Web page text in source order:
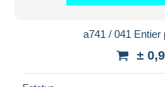
a741 / 041 Entier
±